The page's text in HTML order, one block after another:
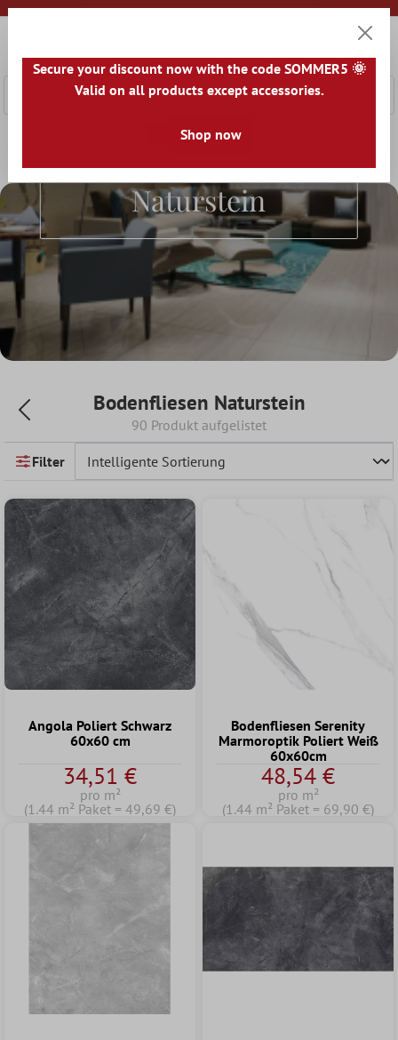
springen
Bodenfliesen
Naturstein
Bodenfliesen Naturstein
90 Produkt aufgelistet
Filter
Angola Poliert Schwarz
60x60 cm
34,51 €
pro m²
(1.44 m² Paket = 49,69 €)
Bodenfliesen Serenity
Marmoroptik Poliert Weiß
60x60cm
48,54 €
pro m²
(1.44 m² Paket = 69,90 €)
Secure your discount now with the code SOMMER5 🌞
Valid on all products except accessories.
Shop now